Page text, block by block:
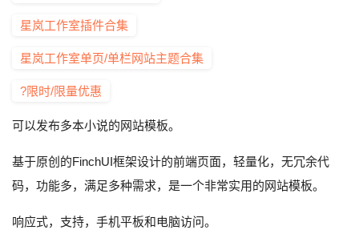
星岚工作室插件合集
星岚工作室单页/单栏网站主题合集
?限时/限量优惠
可以发布多本小说的网站模板。
基于原创的FinchUI框架设计的前端页面，轻量化，无冗余代
码，功能多，满足多种需求，是一个非常实用的网站模板。
响应式，支持，手机平板和电脑访问。